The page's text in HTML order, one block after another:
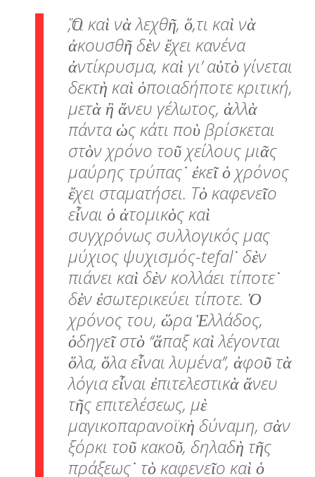
Ὅ,τι καὶ νὰ λεχθῆ, ὅ,τι καὶ νὰ
ἀκουσθῆ δὲν ἔχει κανένα
ἀντίκρυσμα, καὶ γι’ αὐτὸ γίνεται
δεκτὴ καὶ ὁποιαδήποτε κριτική,
μετὰ ἢ ἄνευ γέλωτος, ἀλλὰ
πάντα ὡς κάτι ποὺ βρίσκεται
στὸν χρόνο τοῦ χείλους μιᾶς
μαύρης τρύπας˙ ἐκεῖ ὁ χρόνος
ἔχει σταματήσει. Τὸ καφενεῖο
εἶναι ὁ ἀτομικὸς καὶ
συγχρόνως συλλογικός μας
μύχιος ψυχισμός-tefal˙ δὲν
πιάνει καὶ δὲν κολλάει τίποτε˙
δὲν ἐσωτερικεύει τίποτε. Ὁ
χρόνος του, ὥρα Ἑλλάδος,
ὁδηγεῖ στὸ ‘‘ἅπαξ καὶ λέγονται
ὅλα, ὅλα εἶναι λυμένα’’, ἀφοῦ τὰ
λόγια εἶναι ἐπιτελεστικὰ ἄνευ
τῆς επιτελέσεως, μὲ
μαγικοπαρανοϊκὴ δύναμη, σὰν
ξόρκι τοῦ κακοῦ, δηλαδὴ τῆς
πράξεως˙ τὸ καφενεῖο καὶ ὁ